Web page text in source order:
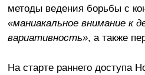
методы ведения борьбы с
«маниакальное внимание к
вариативность», а также
На старте раннего доступа